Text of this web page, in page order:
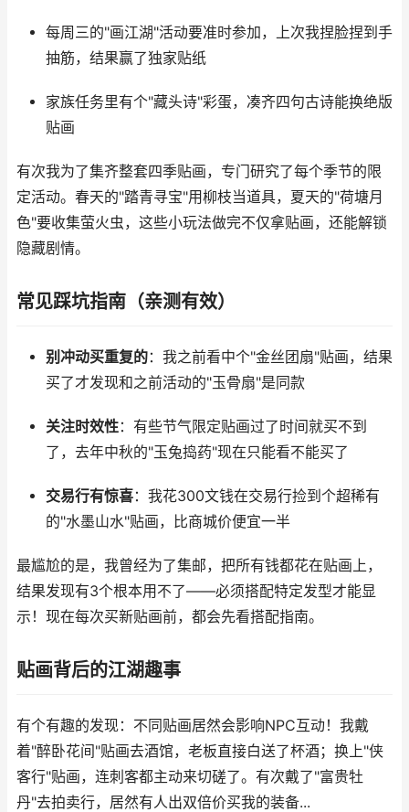
每周三的"画江湖"活动要准时参加，上次我捏脸捏到手
抽筋，结果赢了独家贴纸
家族任务里有个"藏头诗"彩蛋，凑齐四句古诗能换绝版
贴画
有次我为了集齐整套四季贴画，专门研究了每个季节的限
定活动。春天的"踏青寻宝"用柳枝当道具，夏天的"荷塘月
色"要收集萤火虫，这些小玩法做完不仅拿贴画，还能解锁
隐藏剧情。
常见踩坑指南（亲测有效）
别冲动买重复的：我之前看中个"金丝团扇"贴画，结果
买了才发现和之前活动的"玉骨扇"是同款
关注时效性：有些节气限定贴画过了时间就买不到
了，去年中秋的"玉兔捣药"现在只能看不能买了
交易行有惊喜：我花300文钱在交易行捡到个超稀有
的"水墨山水"贴画，比商城价便宜一半
最尴尬的是，我曾经为了集邮，把所有钱都花在贴画上，
结果发现有3个根本用不了——必须搭配特定发型才能显
示！现在每次买新贴画前，都会先看搭配指南。
贴画背后的江湖趣事
有个有趣的发现：不同贴画居然会影响NPC互动！我戴
着"醉卧花间"贴画去酒馆，老板直接白送了杯酒；换上"侠
客行"贴画，连刺客都主动来切磋了。有次戴了"富贵牡
丹"去拍卖行，居然有人出双倍价买我的装备...